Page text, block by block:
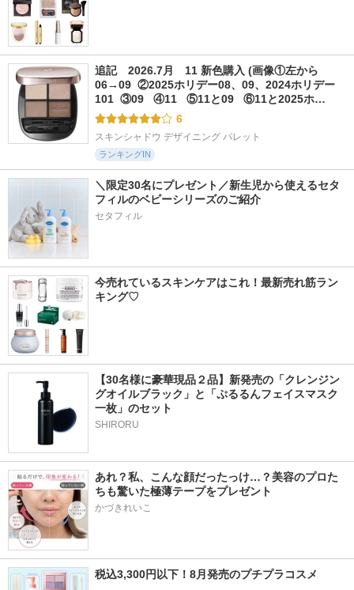
追記　2026.7月　11 新色購入 (画像①左から
06→09  ②2025ホリデー08、09、2024ホリデー
101  ③09   ④11   ⑤11と09   ⑥11と2025ホ…
6
スキンシャドウ デザイニング パレット
ランキングIN
＼限定30名にプレゼント／新生児から使えるセタ
フィルのベビーシリーズのご紹介
セタフィル
今売れているスキンケアはこれ！最新売れ筋ラン
キング♡
【30名様に豪華現品２品】新発売の「クレンジン
グオイルブラック」と「ぷるるんフェイスマスク
一枚」のセット
SHIRORU
あれ？私、こんな顔だったっけ…？美容のプロた
ちも驚いた極薄テープをプレゼント
かづきれいこ
税込3,300円以下！8月発売のプチプラコスメ